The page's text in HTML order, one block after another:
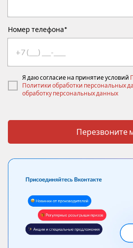
Номер телефона*
Я даю согласие на принятие условий
Политики обработки персональных
обработку персональных данных
Перезвоните